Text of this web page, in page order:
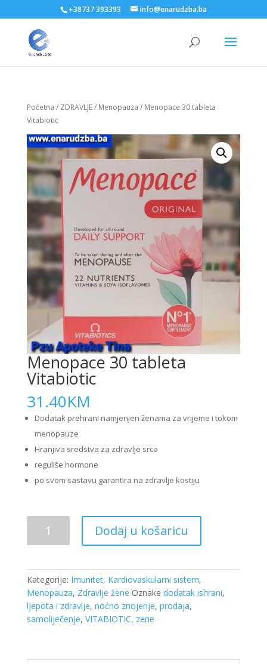
+38737 393393 info@enarudzba.ba
Početna / ZDRAVLJE/ Menopauza / Menopace 30 tableta
Vitabiotic
Menopace 30 tableta
Vitabiotic
31.40KM
Dodatak prehrani namjenjen ženama za vrijeme i tokom
menopauze
Hranjiva sredstva za zdravlje srca
reguliše hormone
po svom sastavu garantira na zdravlje kostiju
tableta
količina
Dodaj u košaricu
Kategorije: Imunitet, Kardiovaskularni sistem,
Menopauza, Zdravlje žene Oznake dodatak ishrani,
ljepota i zdravlje, noćno znojenje, prodaja,
samoliječenje, VITABIOTIC, zene